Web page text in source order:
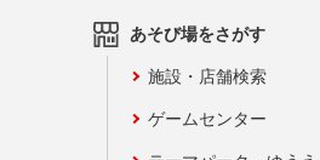
あそび場をさがす
施設・店舗検索
ゲームセンター